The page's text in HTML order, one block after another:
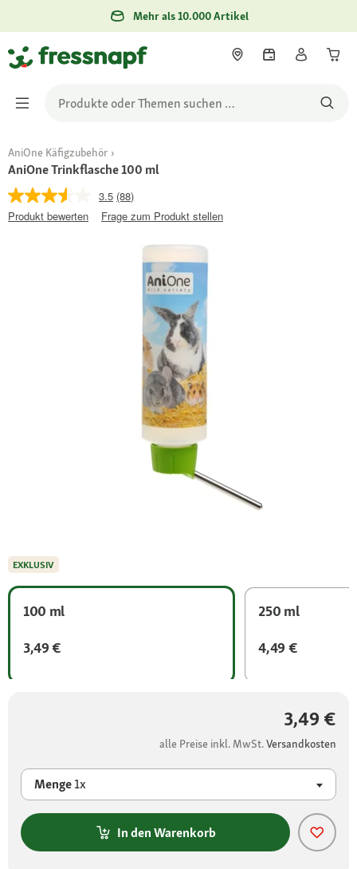
Mehr als 10.000 Artikel
AniOne Käfigzubehör
AniOne Trinkflasche 100 ml
3.5 (88)
Produkt bewerten
Frage zum Produkt stellen
100 ml
3,49 €
250 ml
4,49 €
3,49 €
alle Preise inkl. MwSt.Versandkosten
Menge1x
In den Warenkorb
EXKLUSIV